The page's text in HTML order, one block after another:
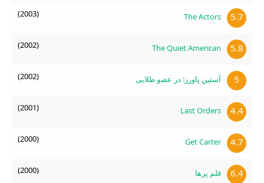
5.7
The Actors
(2003)
5.8
The Quiet American
(2002)
5 آستین پاورز: در عضو طلایی (2002)
4.4
Last Orders
(2001)
4.7
Get Carter
(2000)
6.4 قلم پرها (2000)